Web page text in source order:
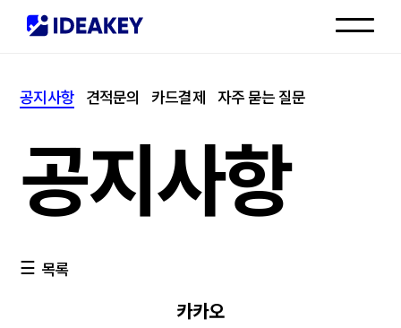
고객센터
공지사항 견적문의 카드결제 자주 묻는 질문
공지사항
목록
카카오